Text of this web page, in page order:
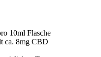
10ml Flasche
ca. 8mg CBD